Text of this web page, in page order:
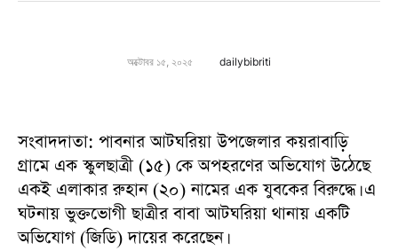
অক্টোবর ১৫, ২০২৫ dailybibriti
সংবাদদাতা: পাবনার আটঘরিয়া উপজেলার কয়রাবাড়ি
গ্রামে এক স্কুলছাত্রী (১৫) কে অপহরণের অভিযোগ উঠেছে
একই এলাকার রুহান (২০) নামের এক যুবকের বিরুদ্ধে। এ
ঘটনায় ভুক্তভোগী ছাত্রীর বাবা আটঘরিয়া থানায় একটি
অভিযোগ (জিডি) দায়ের করেছেন।